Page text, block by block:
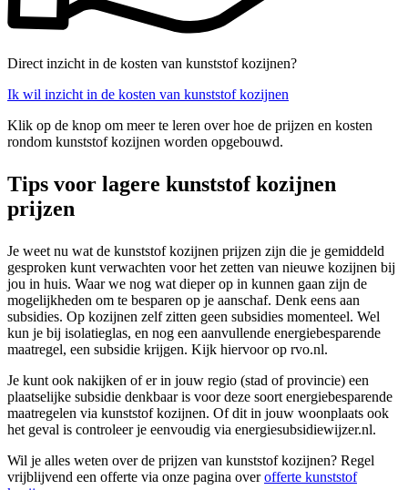
Direct inzicht in de kosten van kunststof kozijnen?
Ik wil inzicht in de kosten van kunststof kozijnen
Klik op de knop om meer te leren over hoe de prijzen en kosten
rondom kunststof kozijnen worden opgebouwd.
Tips voor lagere kunststof kozijnen
prijzen
Je weet nu wat de kunststof kozijnen prijzen zijn die je gemiddeld
gesproken kunt verwachten voor het zetten van nieuwe kozijnen bij
jou in huis. Waar we nog wat dieper op in kunnen gaan zijn de
mogelijkheden om te besparen op je aanschaf. Denk eens aan
subsidies. Op kozijnen zelf zitten geen subsidies momenteel. Wel
kun je bij isolatieglas, en nog een aanvullende energiebesparende
maatregel, een subsidie krijgen. Kijk hiervoor op rvo.nl.
Je kunt ook nakijken of er in jouw regio (stad of provincie) een
plaatselijke subsidie denkbaar is voor deze soort energiebesparende
maatregelen via kunststof kozijnen. Of dit in jouw woonplaats ook
het geval is controleer je eenvoudig via energiesubsidiewijzer.nl.
Wil je alles weten over de prijzen van kunststof kozijnen? Regel
vrijblijvend een offerte via onze pagina overofferte kunststof